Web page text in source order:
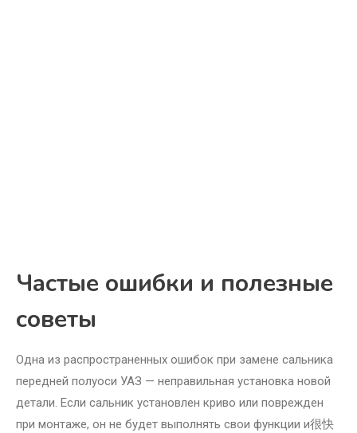
Частые ошибки и полезные
советы
Одна из распространенных ошибок при замене сальника
передней полуоси УАЗ — неправильная установка новой
детали. Если сальник установлен криво или поврежден
при монтаже, он не будет выполнять свои функции и很快